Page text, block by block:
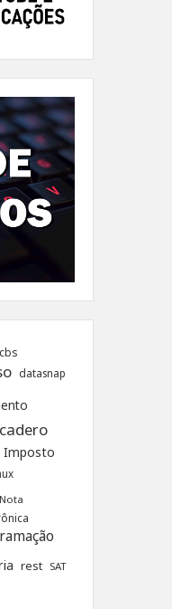
cbs
datasnap
Imposto
Nota
rest SAT